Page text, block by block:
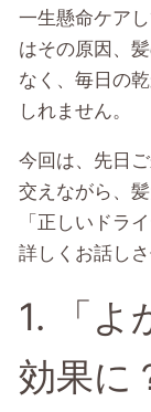
一生懸命ケア
はその原因、
なく、毎日の
しれません。
今回は、先日
交えながら、
「正しいドラ
詳しくお話し
1. 「よ
効果に